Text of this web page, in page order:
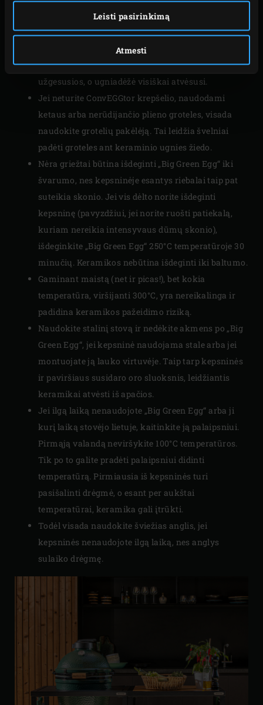
Leisti pasirinkimą
Atmesti
galėtų sukelti įtrūkimus, ypač kai „Big Green Egg“
yra įkaitusi.
Pelenų žarsteklį galite naudoti pelenų pertekliui iš
anglių pašalinti. Darykite tai tik tada, kai anglys
užgesusios, o ugniadėžė visiškai atvėsusi.
Jei neturite ConvEGGtor krepšelio, naudodami
ketaus arba nerūdijančio plieno groteles, visada
naudokite grotelių pakėlėją. Tai leidžia švelniai
padėti groteles ant keraminio ugnies žiedo.
Nėra griežtai būtina išdeginti „Big Green Egg“ iki
švarumo, nes kepsninėje esantys riebalai taip pat
suteikia skonio. Jei vis dėlto norite išdeginti
kepsninę (pavyzdžiui, jei norite ruošti patiekalą,
kuriam nereikia intensyvaus dūmų skonio),
išdeginkite „Big Green Egg“ 250°C temperatūroje 30
minučių. Keramikos nebūtina išdeginti iki baltumo.
Gaminant maistą (net ir picas!), bet kokia
temperatūra, viršijanti 300°C, yra nereikalinga ir
padidina keramikos pažeidimo riziką.
Naudokite stalinį stovą ir nedėkite akmens po „Big
Green Egg“, jei kepsninė naudojama stale arba jei
montuojate ją lauko virtuvėje. Taip tarp kepsninės
ir paviršiaus susidaro oro sluoksnis, leidžiantis
keramikai atvėsti iš apačios.
Jei ilgą laiką nenaudojote „Big Green Egg“ arba ji
kurį laiką stovėjo lietuje, kaitinkite ją palaipsniui.
Pirmąją valandą neviršykite 100°C temperatūros.
Tik po to galite pradėti palaipsniui didinti
temperatūrą. Pirmiausia iš kepsninės turi
pasišalinti drėgmė, o esant per aukštai
temperatūrai, keramika gali įtrūkti.
Todėl visada naudokite šviežias anglis, jei
kepsninės nenaudojote ilgą laiką, nes anglys
sulaiko drėgmę.